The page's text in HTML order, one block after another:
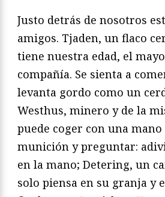
Justo detrás de nosotros
amigos. Tjaden, un flaco
tiene nuestra edad, el
compañía. Se sienta a
levanta gordo como un
Westhus, minero y de la
puede coger con una
munición y preguntar:
en la mano; Detering, un
solo piensa en su granja y